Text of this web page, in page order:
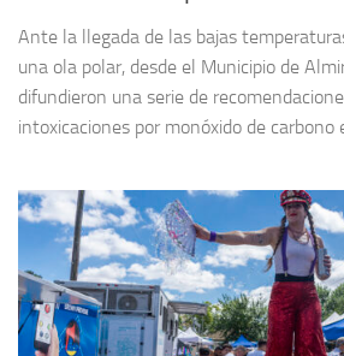
Ante la llegada de las bajas
una ola polar, desde el Municipio de
difundieron una serie de
intoxicaciones por monóxido de carbono